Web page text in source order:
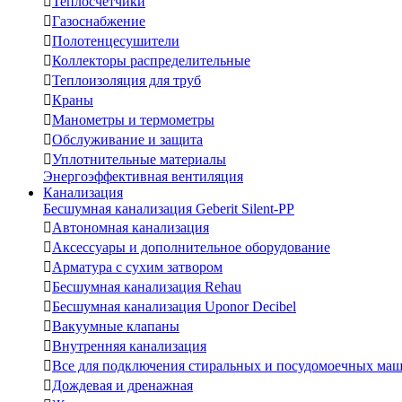
Газоснабжение
Полотенцесушители
Коллекторы распределительные
Теплоизоляция для труб
Краны
Манометры и термометры
Обслуживание и защита
Уплотнительные материалы
Энергоэффективная вентиляция
Канализация
Бесшумная канализация Geberit Silent-PP
Автономная канализация
Аксессуары и дополнительное оборудование
Арматура с сухим затвором
Бесшумная канализация Rehau
Бесшумная канализация Uponor Decibel
Вакуумные клапаны
Внутренняя канализация
Все для подключения стиральных и посудомоечных
Дождевая и дренажная